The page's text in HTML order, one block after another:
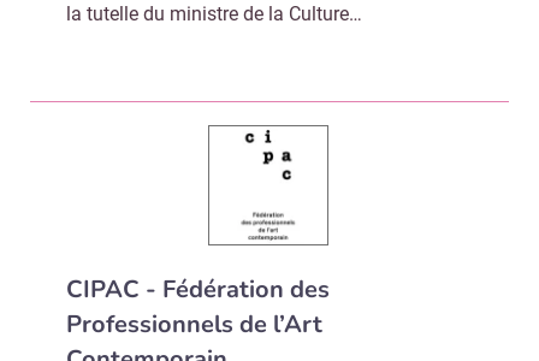
la tutelle du ministre de la Culture…
CIPAC - Fédération des
Professionnels de l’Art